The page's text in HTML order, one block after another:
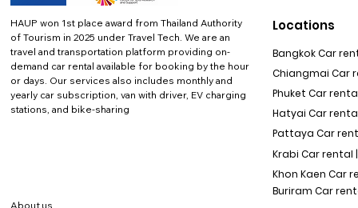
HAUP won 1st place award from Thailand Authority
of Tourism in 2025 under Travel Tech. We are an
travel and transportation platform providing on-
demand car rental available for booking by the hour
or days. Our services also includes monthly and
yearly car subscription, van with driver, EV charging
stations, and bike-sharing
About us
Locations
Bangkok Car
Chiangmai Car
Phuket Car rental
Hatyai Car
Pattaya Car
Krabi Car rental |
Khon Kaen Car
Buriram Car